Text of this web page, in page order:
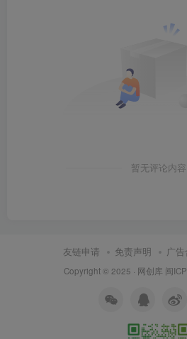
暂无评论内容
友链申请 免责声明 广
Copyright © 2025 · 网创库 闽